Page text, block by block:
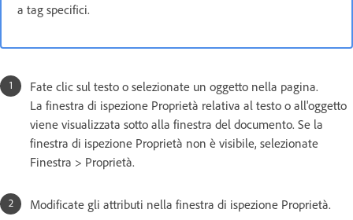
a tag specifici.
Fate clic sul testo o selezionate un oggetto nella pagina.
La finestra di ispezione Proprietà relativa al testo o all'oggetto
viene visualizzata sotto alla finestra del documento. Se la
finestra di ispezione Proprietà non è visibile, selezionate
Finestra > Proprietà.
Modificate gli attributi nella finestra di ispezione Proprietà.